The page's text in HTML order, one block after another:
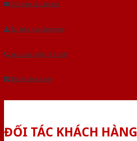
Gửi yêu cầu tư vấn
Tải báo giá tổng hợp
Yêu cầu gọi lại (3 phút)
Dành cho đại lý
ĐỐI TÁC KHÁCH HÀNG